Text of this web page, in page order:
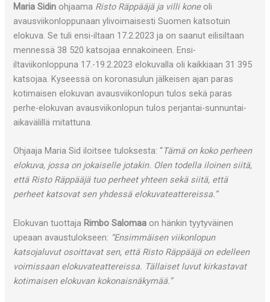
Maria Sidin ohjaama Risto Räppääjä ja villi koneoli
avausviikonloppunaan ylivoimaisesti Suomen katsotuin
elokuva. Se tuli ensi-iltaan 17.2.2023 ja on saanut eilisiltaan
mennessä 38 520 katsojaa ennakoineen. Ensi-
iltaviikonloppuna 17.-19.2.2023 elokuvalla oli kaikkiaan 31 395
katsojaa. Kyseessä on koronasulun jälkeisen ajan paras
kotimaisen elokuvan avausviikonlopun tulos sekä paras
perhe-elokuvan avausviikonlopun tulos perjantai-sunnuntai-
aikavälillä mitattuna.
Ohjaaja Maria Sid iloitsee tuloksesta: “Tämä on koko perheen
elokuva, jossa on jokaiselle jotakin. Olen todella iloinen siitä,
että Risto Räppääjä tuo perheet yhteen sekä siitä, että
perheet katsovat sen yhdessä elokuvateattereissa.”
Elokuvan tuottaja Rimbo Salomaa on hänkin tyytyväinen
upeaan avaustulokseen: “Ensimmäisen viikonlopun
katsojaluvut osoittavat sen, että Risto Räppääjä on edelleen
voimissaan elokuvateattereissa. Tällaiset luvut kirkastavat
kotimaisen elokuvan kokonaisnäkymää.”